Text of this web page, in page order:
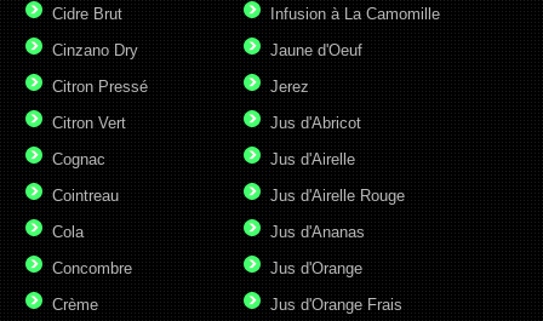
Cidre Brut
Cinzano Dry
Citron Pressé
Citron Vert
Cognac
Cointreau
Cola
Concombre
Crème
Infusion à La Camomille
Jaune d'Oeuf
Jerez
Jus d'Abricot
Jus d'Airelle
Jus d'Airelle Rouge
Jus d'Ananas
Jus d'Orange
Jus d'Orange Frais